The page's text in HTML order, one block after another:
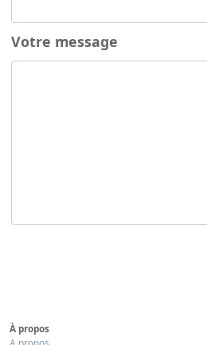
Votre message
À propos